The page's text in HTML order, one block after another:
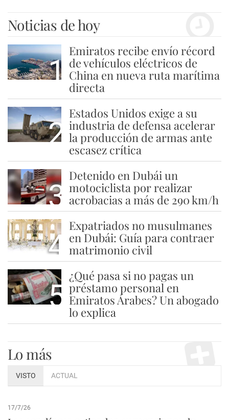
Noticias de hoy
1
Emiratos recibe envío récord
de vehículos eléctricos de
China en nueva ruta marítima
directa
2
Estados Unidos exige a su
industria de defensa acelerar
la producción de armas ante
escasez crítica
3
Detenido en Dubái un
motociclista por realizar
acrobacias a más de 290 km/h
4
Expatriados no musulmanes
en Dubái: Guía para contraer
matrimonio civil
5
¿Qué pasa si no pagas un
préstamo personal en
Emiratos Árabes? Un abogado
lo explica
Lo más
VISTO ACTUAL
17/7/26